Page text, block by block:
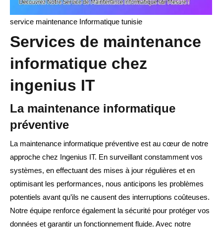
service maintenance Informatique tunisie
Services de maintenance
informatique chez
ingenius IT
La maintenance informatique
préventive
La maintenance informatique préventive est au cœur de notre
approche chez Ingenius IT. En surveillant constamment vos
systèmes, en effectuant des mises à jour régulières et en
optimisant les performances, nous anticipons les problèmes
potentiels avant qu’ils ne causent des interruptions coûteuses.
Notre équipe renforce également la sécurité pour protéger vos
données et garantir un fonctionnement fluide. Avec notre